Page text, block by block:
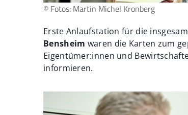
© Fotos: Martin Michel Kronberg
Erste Anlaufstation für die
Bensheim waren die Karten zum
Eigentümer:innen und
informieren.